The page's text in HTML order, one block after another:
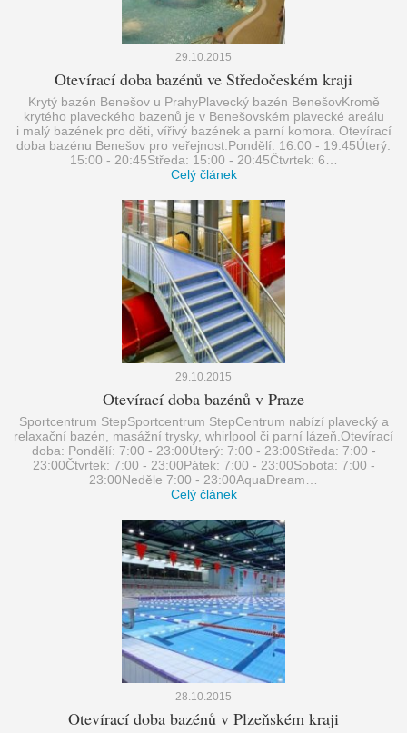
29.10.2015
Otevírací doba bazénů ve Středočeském kraji
Krytý bazén Benešov u PrahyPlavecký bazén BenešovKromě
krytého plaveckého bazenů je v Benešovském plavecké areálu
i malý bazének pro děti, vířivý bazének a parní komora. Otevírací
doba bazénu Benešov pro veřejnost:Pondělí: 16:00 - 19:45Úterý:
15:00 - 20:45Středa: 15:00 - 20:45Čtvrtek: 6…
Celý článek
29.10.2015
Otevírací doba bazénů v Praze
Sportcentrum StepSportcentrum StepCentrum nabízí plavecký a
relaxační bazén, masážní trysky, whirlpool či parní lázeň.Otevírací
doba: Pondělí: 7:00 - 23:00Úterý: 7:00 - 23:00Středa: 7:00 -
23:00Čtvrtek: 7:00 - 23:00Pátek: 7:00 - 23:00Sobota: 7:00 -
23:00Neděle 7:00 - 23:00AquaDream…
Celý článek
28.10.2015
Otevírací doba bazénů v Plzeňském kraji